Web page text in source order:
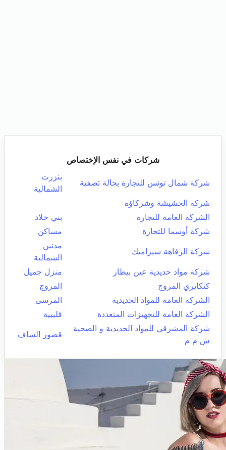
شركات في نفس الإختصاص
شركة شمال تونس للتجارة بحالة تصفية
بنزرت
الشمالية
شركة الحشيشة وشركاؤه
الشركة العامة للتجارة
بني خلاد
شركة أوسما للتجارة
مساكن
شركة الرفاهة سيراميك
مدنين
الشمالية
شركة مواد حديدية عين بيطار
منزل جميل
كنكايري المروج
المروج
الشركة العامة للمواد الحديدية
المرسى
الشركة العامة للتجهيزات المتعددة
قليبية
شركة المشرقي للمواد الحديدية و الصحية
ش م م
قصور الساف